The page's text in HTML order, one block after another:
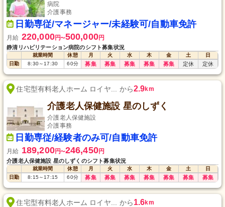
病院
介護事務
日勤専従/マネージャー/未経験可/自動車免許
月給 220,000円〜500,000円
静清リハビリテーション病院のシフト募集状況
就業時間 休憩 月 火 水 木 金 土
日
日勤
8:30～ 17:30 60分 募集 募集 募集 募集 募集 定休 定休
住宅型有料老人ホーム ロイヤ... から2.9km
介護老人保健施設 星のしずく
介護老人保健施設
介護事務
日勤専従/経験者のみ可/自動車免許
月給 189,200円〜246,450円
介護老人保健施設 星のしずくのシフト募集状況
就業時間 休憩 月 火 水 木 金 土
日
日勤
8:15 ～ 17:15 60分 募集 募集 募集 募集 募集 募集 募集
住宅型有料老人ホーム ロイヤ... から1.6km